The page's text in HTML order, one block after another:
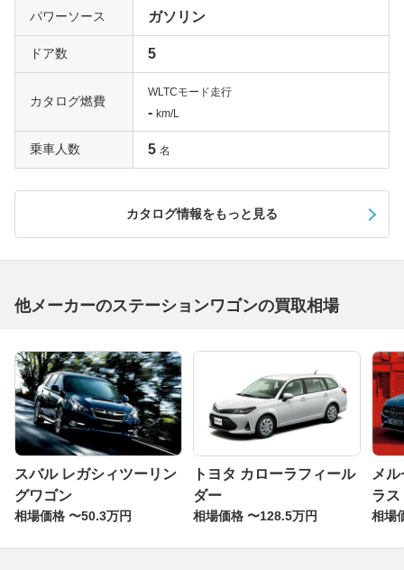
パワーソース ガソリン
ドア数 5
カタログ燃費
WLTCモード走行
- km/L
乗車人数 5 名
カタログ情報をもっと見る
他メーカーのステーションワゴンの買取相場
スバル レガシィツーリン
グワゴン
相場価格 〜50.3万円
トヨタ カローラフィール
ダー
相場価格 〜128.5万円
メ
ラス
相場